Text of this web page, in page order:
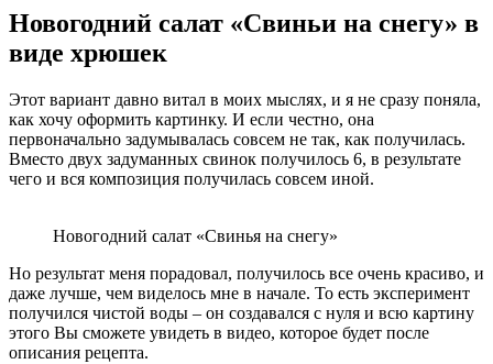
Новогодний салат «Свиньи на снегу» в
виде хрюшек
Этот вариант давно витал в моих мыслях, и я не сразу поняла,
как хочу оформить картинку. И если честно, она
первоначально задумывалась совсем не так, как получилась.
Вместо двух задуманных свинок получилось 6, в результате
чего и вся композиция получилась совсем иной.
Новогодний салат «Свинья на снегу»
Но результат меня порадовал, получилось все очень красиво, и
даже лучше, чем виделось мне в начале. То есть эксперимент
получился чистой воды – он создавался с нуля и всю картину
этого Вы сможете увидеть в видео, которое будет после
описания рецепта.